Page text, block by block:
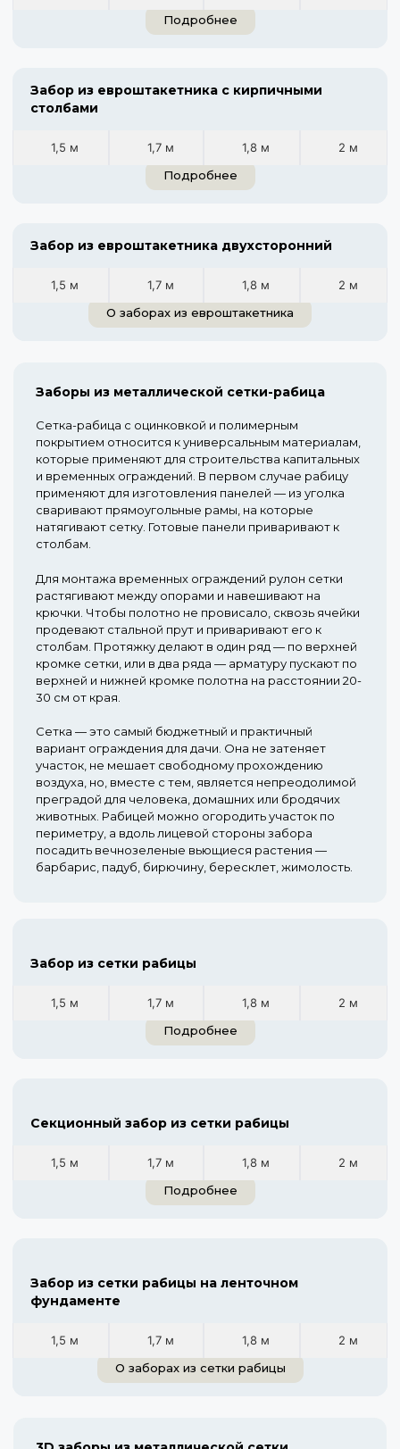
Подробнее
Забор из евроштакетника с кирпичными
столбами
1,5 м 1,7 м 1,8 м
2 м
Подробнее
Забор из евроштакетника двухсторонний
1,5 м 1,7 м 1,8 м
2 м
О заборах из евроштакетника
Заборы из металлической сетки-рабица
Сетка-рабица с оцинковкой и полимерным
покрытием относится к универсальным материалам,
которые применяют для строительства капитальных
и временных ограждений. В первом случае рабицу
применяют для изготовления панелей — из уголка
сваривают прямоугольные рамы, на которые
натягивают сетку. Готовые панели приваривают к
столбам.
Для монтажа временных ограждений рулон сетки
растягивают между опорами и навешивают на
крючки. Чтобы полотно не провисало, сквозь ячейки
продевают стальной прут и приваривают его к
столбам. Протяжку делают в один ряд — по верхней
кромке сетки, или в два ряда — арматуру пускают по
верхней и нижней кромке полотна на расстоянии 20-
30 см от края.
Сетка — это самый бюджетный и практичный
вариант ограждения для дачи. Она не затеняет
участок, не мешает свободному прохождению
воздуха, но, вместе с тем, является непреодолимой
преградой для человека, домашних или бродячих
животных. Рабицей можно огородить участок по
периметру, а вдоль лицевой стороны забора
посадить вечнозеленые вьющиеся растения —
барбарис, падуб, бирючину, бересклет, жимолость.
Забор из сетки рабицы
1,5 м 1,7 м 1,8 м
2 м
Подробнее
Секционный забор из сетки рабицы
1,5 м 1,7 м 1,8 м
2 м
Подробнее
Забор из сетки рабицы на ленточном
фундаменте
1,5 м 1,7 м 1,8 м
2 м
О заборах из сетки рабицы